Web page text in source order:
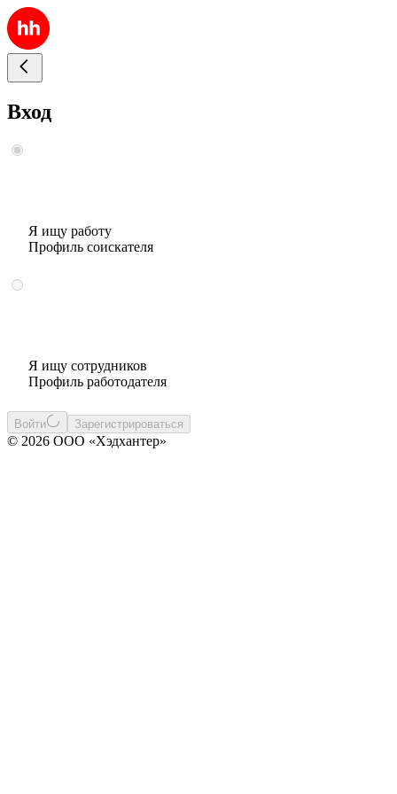
Вход
Я ищу работу
Профиль соискателя
Я ищу сотрудников
Профиль работодателя
Войти Зарегистрироваться
© 2026 ООО «Хэдхантер»